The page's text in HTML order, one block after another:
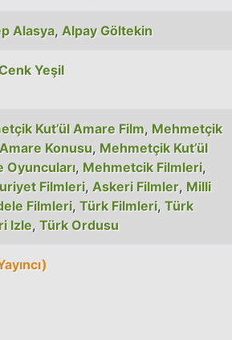
Alasya, Alpay Göltekin
Yeşil
Kut’ül Amare Film, Mehmetçik
Amare Konusu, Mehmetçik Kut’ül
Oyuncuları, Mehmetcik Filmleri,
Filmleri, Askeri Filmler, Milli
Filmleri, Türk Filmleri, Türk
Izle, Türk Ordusu